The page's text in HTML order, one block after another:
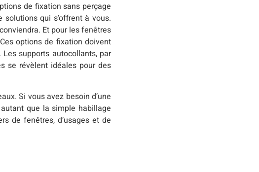
de fixation sans perçage
solutions qui s’offrent à vous.
Et pour les fenêtres
options de fixation doivent
supports autocollants, par
se révèlent idéales pour des
Si vous avez besoin d’une
que la simple habillage
de fenêtres, d’usages et de